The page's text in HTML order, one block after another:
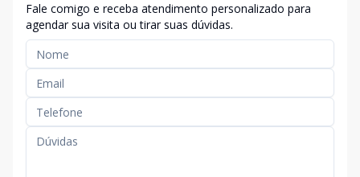
Fale comigo e receba atendimento personalizado para
agendar sua visita ou tirar suas dúvidas.